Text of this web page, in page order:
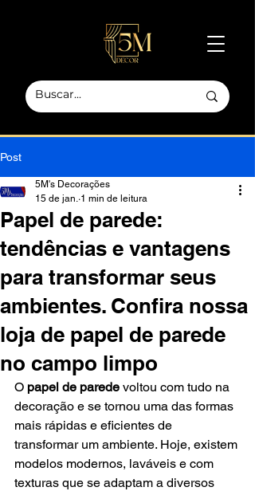
Post
Papel de parede:
tendências e vantagens
para transformar seus
ambientes. Confira nossa
loja de papel de parede
no campo limpo
5M's Decorações
15 de jan. 1 min de leitura
O papel de parede voltou com tudo na
decoração e se tornou uma das formas
mais rápidas e eficientes de
transformar um ambiente. Hoje, existem
modelos modernos, laváveis e com
texturas que se adaptam a diversos